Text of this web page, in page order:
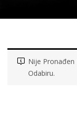
Nije Pronađen
Odabiru.